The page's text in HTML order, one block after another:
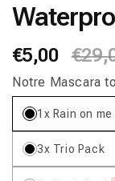
modale
Prix
habituel
€5,00 Prix
Notre Mascara
1x Rain on
3x Trio Pack